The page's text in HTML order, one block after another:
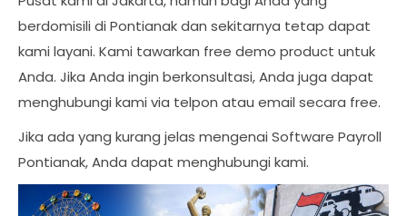
berdomisili di Pontianak dan sekitarnya tetap dapat
kami layani. Kami tawarkan free demo product untuk
Anda. Jika Anda ingin berkonsultasi, Anda juga dapat
menghubungi kami via telpon atau email secara free.
Jika ada yang kurang jelas mengenai Software Payroll
Pontianak, Anda dapat menghubungi kami.